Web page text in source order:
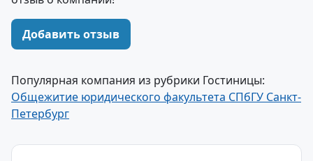
Добавить отзыв
Популярная компания из рубрики Гостиницы:
Общежитие юридического факультета СПбГУ Санкт-
Петербург